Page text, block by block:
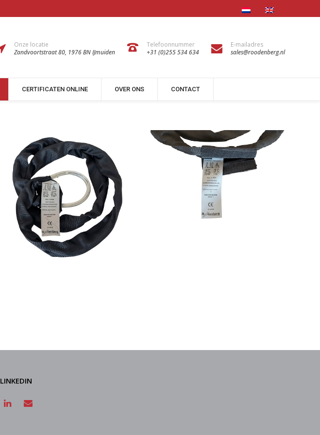
Onze locatie
Zandvoortstraat 80, 1976 BN IJmuiden
Telefoonnummer
+31 (0)255 534 634
E-mailadres
sales@roodenberg.nl
CERTIFICATEN ONLINE OVER ONS CONTACT
LINKEDIN